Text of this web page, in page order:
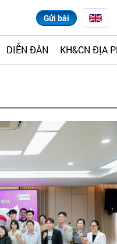
Gửi bài
DIỄN ĐÀN KH&CN ĐỊA